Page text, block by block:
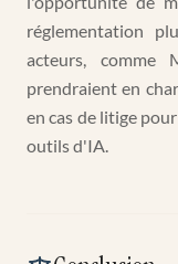
réglementation
acteurs, comme
prendraient en
en cas de litige
outils d'IA.